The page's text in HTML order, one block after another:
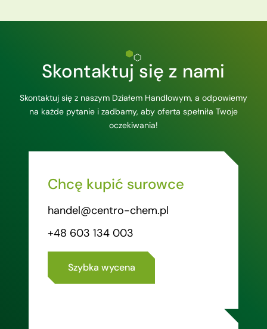
Skontaktuj się z nami
Skontaktuj się z naszym Działem Handlowym, a odpowiemy
na każde pytanie i zadbamy, aby oferta spełniła Twoje
oczekiwania!
Chcę kupić surowce
handel@centro-chem.pl
+48 603 134 003
Szybka wycena